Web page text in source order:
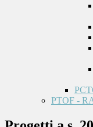
PTOF -